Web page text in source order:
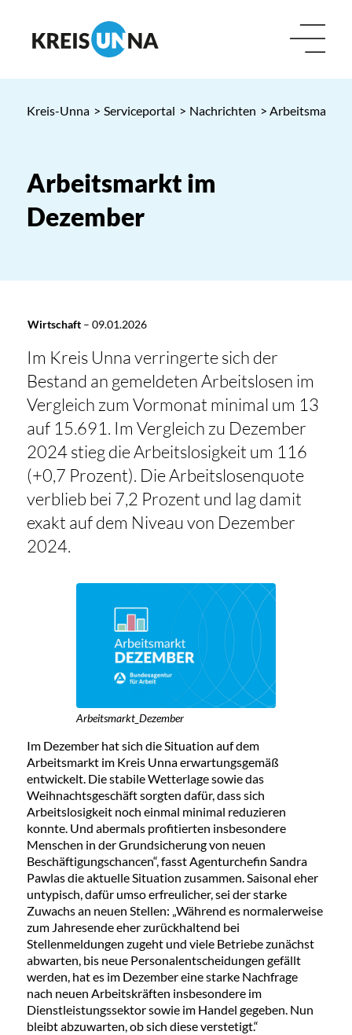
Kreis-Unna > Serviceportal > Nachrichten > Arbeitsmarkt
Arbeitsmarkt im
Dezember
Wirtschaft– 09.01.2026
Im Kreis Unna verringerte sich der
Bestand an gemeldeten Arbeitslosen im
Vergleich zum Vormonat minimal um 13
auf 15.691. Im Vergleich zu Dezember
2024 stieg die Arbeitslosigkeit um 116
(+0,7 Prozent). Die Arbeitslosenquote
verblieb bei 7,2 Prozent und lag damit
exakt auf dem Niveau von Dezember
2024.
Arbeitsmarkt_Dezember
Im Dezember hat sich die Situation auf dem
Arbeitsmarkt im Kreis Unna erwartungsgemäß
entwickelt. Die stabile Wetterlage sowie das
Weihnachtsgeschäft sorgten dafür, dass sich
Arbeitslosigkeit noch einmal minimal reduzieren
konnte. Und abermals profitierten insbesondere
Menschen in der Grundsicherung von neuen
Beschäftigungschancen“, fasst Agenturchefin Sandra
Pawlas die aktuelle Situation zusammen. Saisonal eher
untypisch, dafür umso erfreulicher, sei der starke
Zuwachs an neuen Stellen: „Während es normalerweise
zum Jahresende eher zurückhaltend bei
Stellenmeldungen zugeht und viele Betriebe zunächst
abwarten, bis neue Personalentscheidungen gefällt
werden, hat es im Dezember eine starke Nachfrage
nach neuen Arbeitskräften insbesondere im
Dienstleistungssektor sowie im Handel gegeben. Nun
bleibt abzuwarten, ob sich diese verstetigt.“